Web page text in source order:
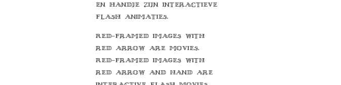
en handje zijn interactieve
flash animaties.
Red-framed images with
red arrow are movies.
Red-framed images with
red arrow and hand are